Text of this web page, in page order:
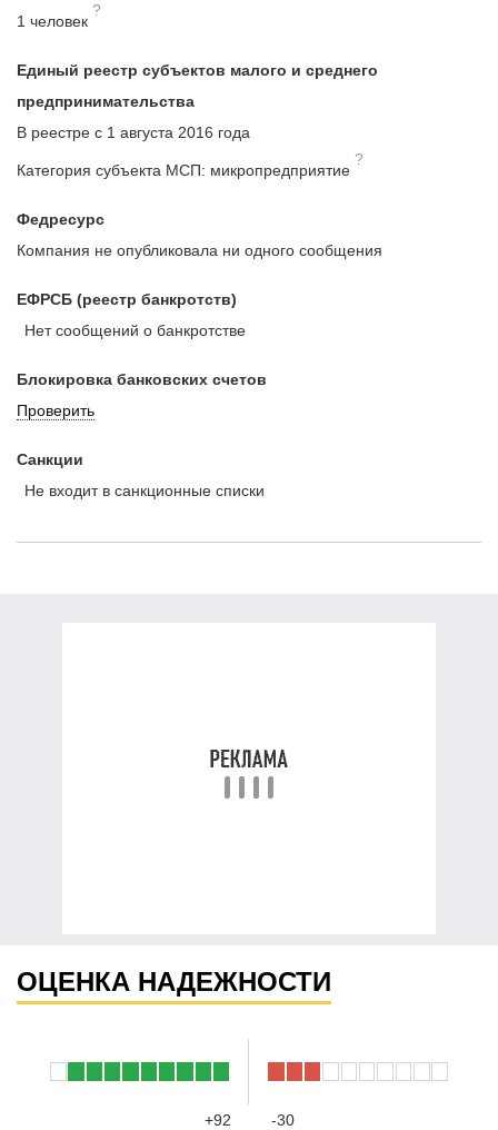
1 человек
?
Единый реестр субъектов малого и среднего
предпринимательства
В реестре с 1 августа 2016 года
Категория субъекта МСП: микропредприятие
?
Федресурс
Компания не опубликовала ни одного сообщения
ЕФРСБ (реестр банкротств)
Нет сообщений о банкротстве
Блокировка банковских счетов
Проверить
Санкции
Не входит в санкционные списки
ОЦЕНКА НАДЕЖНОСТИ
+92 -30